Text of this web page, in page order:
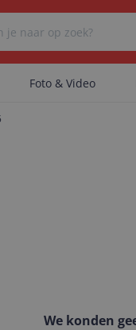
Foto & Video
We konden